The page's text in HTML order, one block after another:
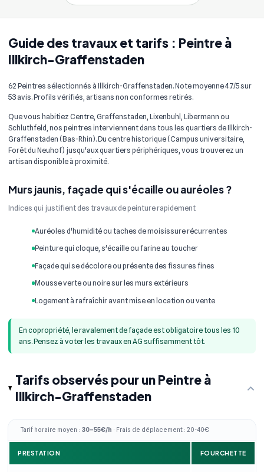
Guide des travaux et tarifs : Peintre à
Illkirch-Graffenstaden
62 Peintres sélectionnés à Illkirch-Graffenstaden. Note moyenne 4.7/5 sur
53 avis. Profils vérifiés, artisans non conformes retirés.
Que vous habitiez Centre, Graffenstaden, Lixenbuhl, Libermann ou
Schluthfeld, nos peintres interviennent dans tous les quartiers de Illkirch-
Graffenstaden (Bas-Rhin). Du centre historique (Campus universitaire,
Forêt du Neuhof) jusqu'aux quartiers périphériques, vous trouverez un
artisan disponible à proximité.
Murs jaunis, façade qui s'écaille ou auréoles ?
Indices qui justifient des travaux de peinture rapidement
Auréoles d'humidité ou taches de moisissure récurrentes
Peinture qui cloque, s'écaille ou farine au toucher
Façade qui se décolore ou présente des fissures fines
Mousse verte ou noire sur les murs extérieurs
Logement à rafraîchir avant mise en location ou vente
En copropriété, le ravalement de façade est obligatoire tous les 10
ans. Pensez à voter les travaux en AG suffisamment tôt.
Tarifs observés pour un Peintre à
Illkirch-Graffenstaden
Tarif horaire moyen : 30–55€/h · Frais de déplacement : 20-40€
PRESTATION FOURCHETTE